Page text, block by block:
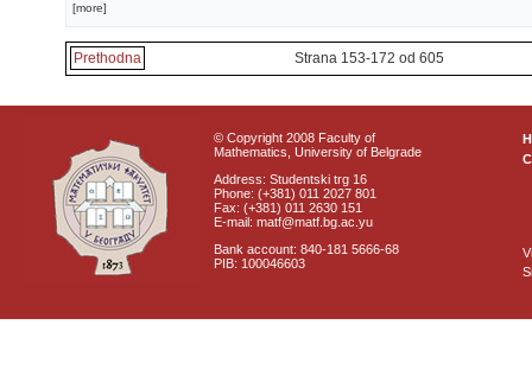
[more]
Prethodna Strana 153-172 od 605
© Copyright 2008 Faculty of
Mathematics, University of Belgrade
Address: Studentski trg 16
Phone: (+381) 011 2027 801
Fax: (+381) 011 2630 151
E-mail: matf@matf.bg.ac.yu
Bank account: 840-181 5666-68
PIB: 100046603